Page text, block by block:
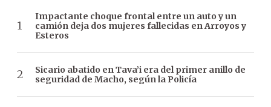
Impactante choque frontal entre un auto y un
camión deja dos mujeres fallecidas en Arroyos y
Esteros
Sicario abatido en Tava’i era del primer anillo de
seguridad de Macho, según la Policía